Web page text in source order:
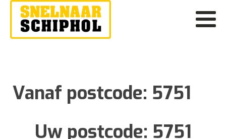
Vanaf postcode: 5751
Uw postcode: 5751